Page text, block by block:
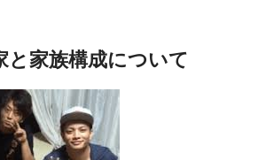
と家族構成について